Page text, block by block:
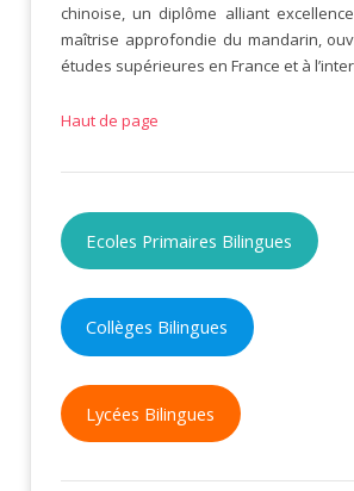
chinoise, un diplôme alliant
maîtrise approfondie du mandarin,
études supérieures en France et à
Haut de page
Ecoles Primaires Bilingues
Collèges Bilingues
Lycées Bilingues